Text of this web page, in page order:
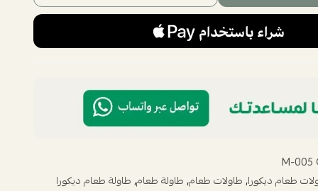
M-005
طعام ديكورا,طاولات طعام,طاولة طعام,طاولة طعام ديكورا